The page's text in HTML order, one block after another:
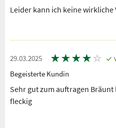
Leider kann ich keine
29.03.2025 ★★★★ ☆
Begeisterte Kundin
Sehr gut zum auftragen
fleckig